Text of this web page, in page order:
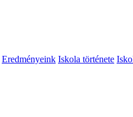
Eredményeink Iskola története